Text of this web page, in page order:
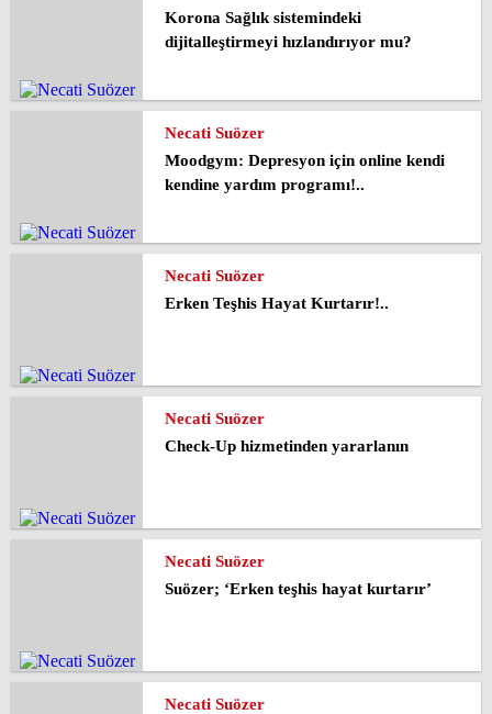
Korona Sağlık sistemindeki
dijitalleştirmeyi hızlandırıyor mu?
Necati Suözer
Moodgym: Depresyon için online kendi
kendine yardım programı!..
Necati Suözer
Erken Teşhis Hayat Kurtarır!..
Necati Suözer
Check-Up hizmetinden yararlanın
Necati Suözer
Suözer; ‘Erken teşhis hayat kurtarır’
Necati Suözer